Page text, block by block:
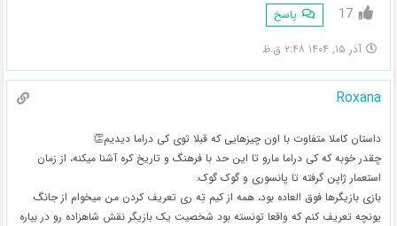
17 پاسخ
آذر ۱۵, ۱۴۰۴ ۲:۴۸ ق.ظ
Roxana
داستان کاملا متفاوت با اون چیزهایی که قبلا توی کی دراما دیدیم👏
چقدر خوبه که کی دراما مارو تا این حد با فرهنگ و تاریخ کره آشنا میکنه، از زمان
استعمار ژاپن گرفته تا پانسوری و گوک گوک.
بازی بازیگرها فوق العاده بود، همه از کیم تِه ری تعریف کردن من میخوام از جانگ
یونچه تعریف کنم که واقعا تونسته بود شخصیت یک بازیگر نقش شاهزاده رو در بیاره